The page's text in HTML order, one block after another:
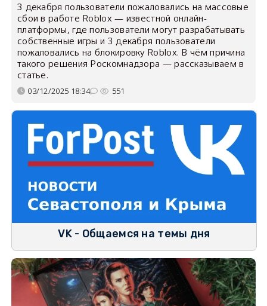
3 декабря пользователи пожаловались на массовые
сбои в работе Roblox — известной онлайн-
платформы, где пользователи могут разрабатывать
собственные игры и 3 декабря пользователи
пожаловались на блокировку Roblox. В чём причина
такого решения Роскомнадзора — рассказываем в
статье.
03/12/2025 18:34 551
VK - Общаемся на темы дня